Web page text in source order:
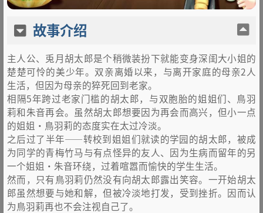
故事介绍
主人公、兎月胡太郎是个稍微装扮下就能变身深闺大小姐的
楚楚可怜的美少年。双亲离婚以来，与离开家庭的母亲2人
生活，但因为母亲的猝死回到老家。
相隔5年跨过老家门槛的胡太郎，与双胞胎的姐姐们、鳥羽
莉和朱音再会。虽然胡太郎想要因为再会而高兴，但小一点
的姐姐・鳥羽莉的态度实在太过冷淡。
之后过了半年——转校到姐姐们就读的学园的胡太郎，被成
为同学的青梅竹马与有点怪异的友人、因为生病而留年的另
一个姐姐・朱音环绕，过着喧嚣而愉快的学生生活。
然而，只有鳥羽莉仍然没有向胡太郎露出笑容。一开始胡太
郎虽然想要与她和解，但被冷淡地打发，受到挫折。因而认
为鳥羽莉再也不会注视自己了。